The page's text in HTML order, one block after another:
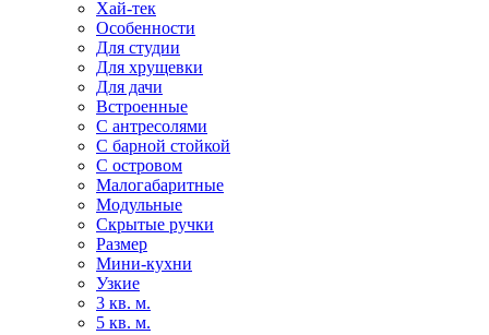
Хай-тек
Особенности
Для студии
Для хрущевки
Для дачи
Встроенные
С антресолями
С барной стойкой
С островом
Малогабаритные
Модульные
Скрытые ручки
Размер
Мини-кухни
Узкие
3 кв. м.
5 кв. м.